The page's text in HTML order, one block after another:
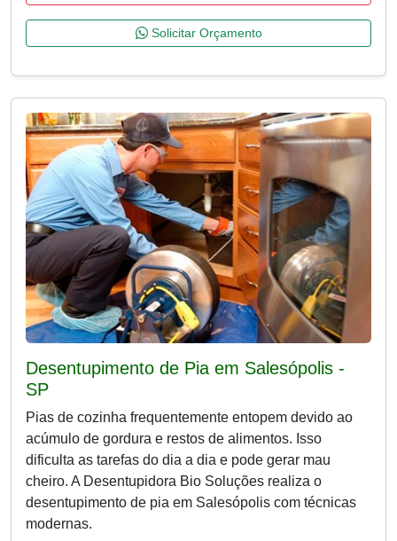
Solicitar Orçamento
Desentupimento de Pia em Salesópolis -
SP
Pias de cozinha frequentemente entopem devido ao
acúmulo de gordura e restos de alimentos. Isso
dificulta as tarefas do dia a dia e pode gerar mau
cheiro. A Desentupidora Bio Soluções realiza o
desentupimento de pia em Salesópolis com técnicas
modernas.